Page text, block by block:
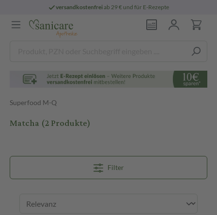
versandkostenfreiab 29 € und für E-Rezepte
Superfood M-Q
Matcha (2 Produkte)
Filter